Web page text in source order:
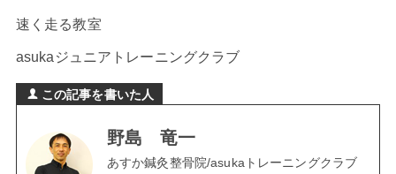
速く走る教室
asukaジュニアトレーニングクラブ
この記事を書いた人
野島 竜一
あすか鍼灸整骨院/asukaトレーニングクラブ